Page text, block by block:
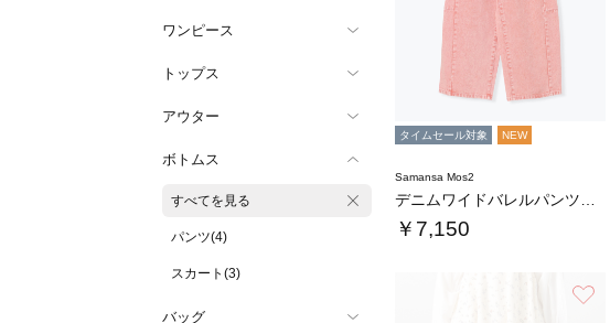
ワンピース
トップス
アウター
ボトムス
すべてを見る
パンツ(4)
スカート(3)
バッグ
タイムセール対象 NEW
Samansa Mos2
￥7,150